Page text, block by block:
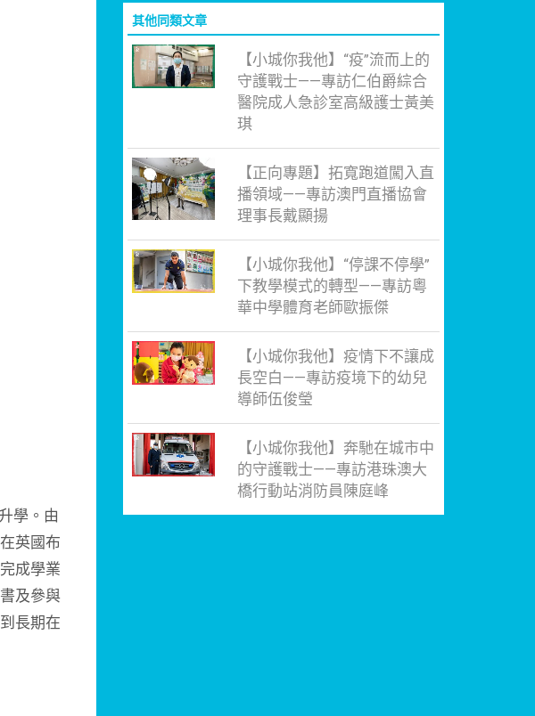
學。由
英國布
成學業
及參與
長期在
其他同類文章
【小城你我他】“疫”流而上的
守護戰士——專訪仁伯爵綜合
醫院成人急診室高級護士黃美
琪
【正向專題】拓寬跑道闖入直
播領域——專訪澳門直播協會
理事長戴顯揚
【小城你我他】“停課不停學”
下教學模式的轉型——專訪粵
華中學體育老師歐振傑
【小城你我他】疫情下不讓成
長空白——專訪疫境下的幼兒
導師伍俊瑩
【小城你我他】奔馳在城市中
的守護戰士——專訪港珠澳大
橋行動站消防員陳庭峰